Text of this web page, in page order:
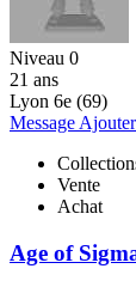
Niveau 0
21 ans
Lyon 6e (69)
Message
Vente
Achat
Age of